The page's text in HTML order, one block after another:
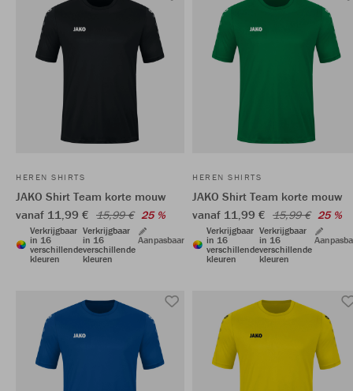
HEREN SHIRTS
JAKO Shirt Team korte mouw
vanaf 11,99 € 15,99 € 25 %
Verkrijgbaar
in 16
verschillende
kleuren
Verkrijgbaar
in 16
verschillende
kleuren
Aanpasbaar
HEREN SHIRTS
JAKO Shirt Team korte mouw
vanaf 11,99 € 15,99 € 25 %
Verkrijgbaar
in 16
verschillende
kleuren
Verkrijgbaar
in 16
verschillende
kleuren